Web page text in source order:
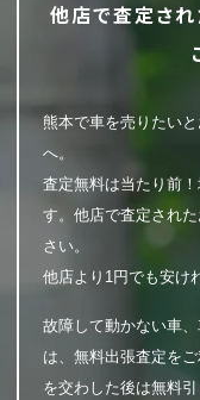
他店で査定さ
熊本で車を売りたい
へ。
査定無料は当たり前
す。他店で査定され
さい。
他店より1円でも安け
故障して動かない車
は、無料出張査定を
を交わした後は無料